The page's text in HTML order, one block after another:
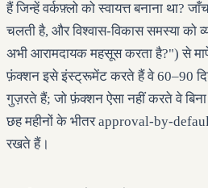
हैं जिन्हें वर्कफ़्लो को स्वायत्त बनाना था?
चलती है, और विश्वास-विकास समस्या को
अभी आरामदायक महसूस करता है?") से
फ़ंक्शन इसे इंस्ट्रूमेंट करते हैं वे 60–90
गुज़रते हैं; जो फ़ंक्शन ऐसा नहीं करते वे
छह महीनों के भीतर approval-by-default
रखते हैं।